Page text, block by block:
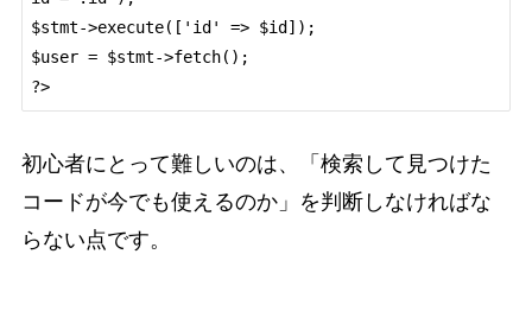
$stmt->execute(['id' => $id]);
$user = $stmt->fetch();
?>
初心者にとって難しいのは、「検索して見つけた
コードが今でも使えるのか」を判断しなければな
らない点です。